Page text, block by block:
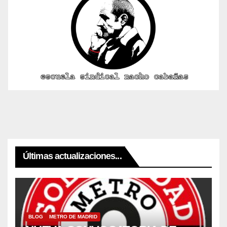
Últimas actualizaciones...
BLOG METRO DE MADRID